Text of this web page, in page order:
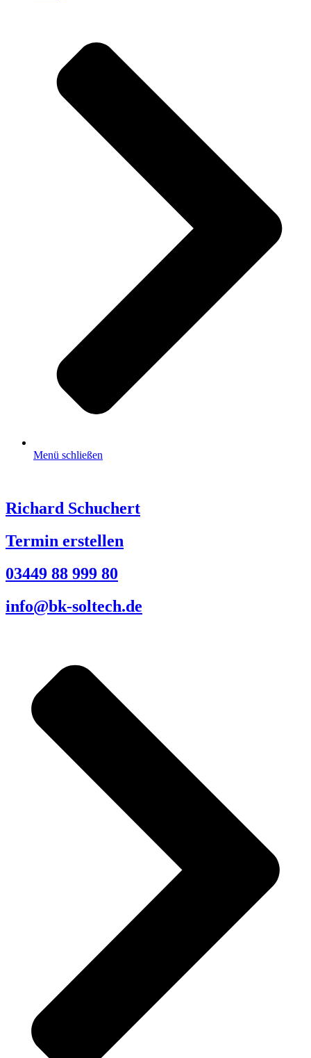
Menü schließen
Richard Schuchert
Termin erstellen
03449 88 999 80
info@bk-soltech.de